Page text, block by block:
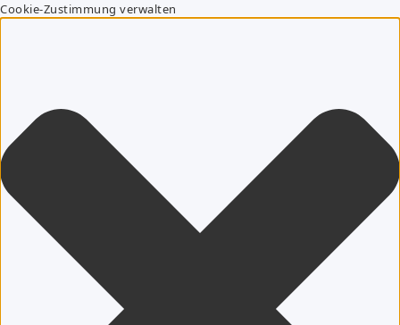
Cookie-Zustimmung verwalten